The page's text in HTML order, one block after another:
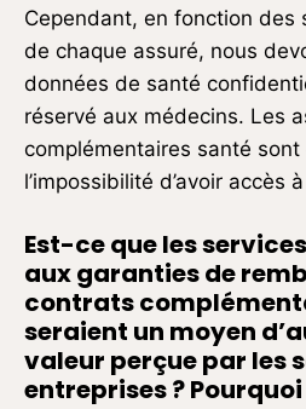
Cependant, en fonction des
de chaque assuré, nous
données de santé
réservé aux médecins. Les
complémentaires santé
l’impossibilité d’avoir accès
Est-ce que les
aux garanties de
contrats
seraient un moyen
valeur perçue par les
entreprises ? Pourquoi